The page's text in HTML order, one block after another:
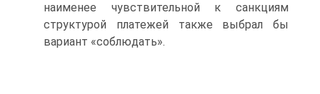
наименее чувствительной к санкциям
структурой платежей также выбрал бы
вариант «соблюдать».